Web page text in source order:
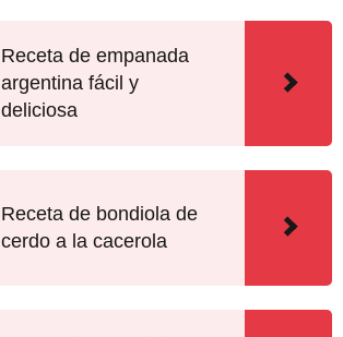
Receta de empanada
argentina fácil y
deliciosa
Receta de bondiola de
cerdo a la cacerola